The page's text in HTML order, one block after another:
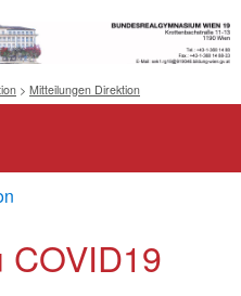
> Mitteilungen Direktion
COVID19